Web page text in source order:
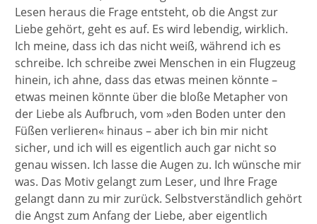
Lesen heraus die Frage entsteht, ob die Angst zur
Liebe gehört, geht es auf. Es wird lebendig, wirklich.
Ich meine, dass ich das nicht weiß, während ich es
schreibe. Ich schreibe zwei Menschen in ein Flugzeug
hinein, ich ahne, dass das etwas meinen könnte –
etwas meinen könnte über die bloße Metapher von
der Liebe als Aufbruch, vom »den Boden unter den
Füßen verlieren« hinaus – aber ich bin mir nicht
sicher, und ich will es eigentlich auch gar nicht so
genau wissen. Ich lasse die Augen zu. Ich wünsche mir
was. Das Motiv gelangt zum Leser, und Ihre Frage
gelangt dann zu mir zurück. Selbstverständlich gehört
die Angst zum Anfang der Liebe, aber eigentlich